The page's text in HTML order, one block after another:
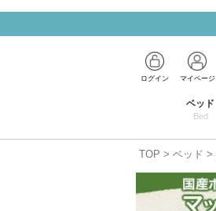
ログイン マイページ
ベッド
Bed
TOP ベッド